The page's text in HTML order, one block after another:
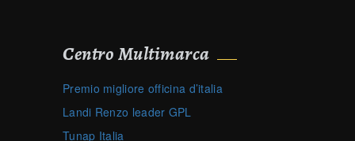
Centro Multimarca
Premio migliore officina d’italia
Landi Renzo leader GPL
Tunap Italia